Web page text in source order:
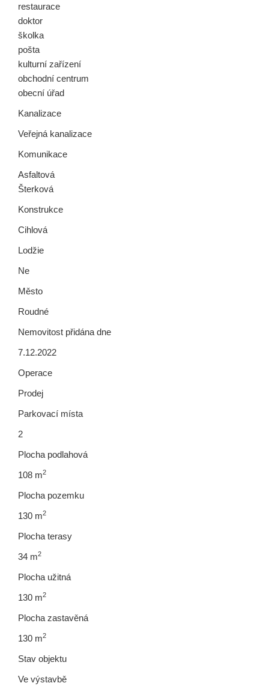
restaurace
doktor
školka
pošta
kulturní zařízení
obchodní centrum
obecní úřad
Kanalizace
Veřejná kanalizace
Komunikace
Asfaltová
Šterková
Konstrukce
Cihlová
Lodžie
Ne
Město
Roudné
Nemovitost přidána dne
7.12.2022
Operace
Prodej
Parkovací místa
2
Plocha podlahová
108 m2
Plocha pozemku
130 m2
Plocha terasy
34 m2
Plocha užitná
130 m2
Plocha zastavěná
130 m2
Stav objektu
Ve výstavbě